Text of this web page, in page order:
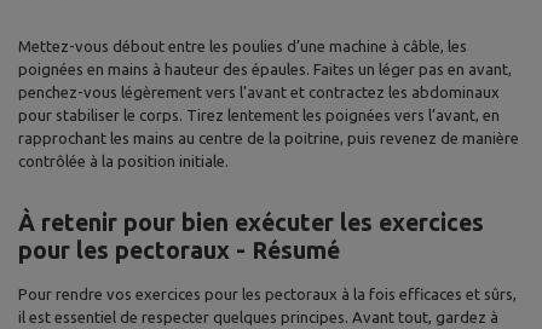
Mettez-vous débout entre les poulies d’une machine à câble, les
poignées en mains à hauteur des épaules. Faites un léger pas en avant,
penchez-vous légèrement vers l’avant et contractez les abdominaux
pour stabiliser le corps. Tirez lentement les poignées vers l’avant, en
rapprochant les mains au centre de la poitrine, puis revenez de manière
contrôlée à la position initiale.
À retenir pour bien exécuter les exercices
pour les pectoraux - Résumé
Pour rendre vos exercices pour les pectoraux à la fois efficaces et sûrs,
il est essentiel de respecter quelques principes. Avant tout, gardez à